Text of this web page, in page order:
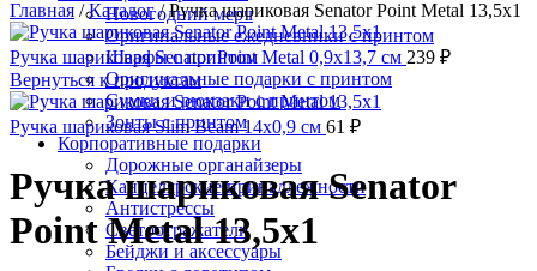
Новогодний мерч
Оригинальные ежедневники с принтом
Шарфы с принтом
Оригинальные подарки с принтом
Сумки и рюкзаки с принтом
Зонты с принтом
Корпоративные подарки
Дорожные органайзеры
Канцелярские принадлежности
Антистрессы
Светоотражатели
Бейджи и аксессуары
Главная /Каталог/Ручка шариковая Senator Point Metal 13,5х1
Ручка шариковая Senator Point Metal 0,9х13,7 см 239 ₽
Вернуться к продуктам
Ручка шариковая Slim Beam 14х0,9 см 61 ₽
Ручка шариковая Senator
Point Metal 13,5х1